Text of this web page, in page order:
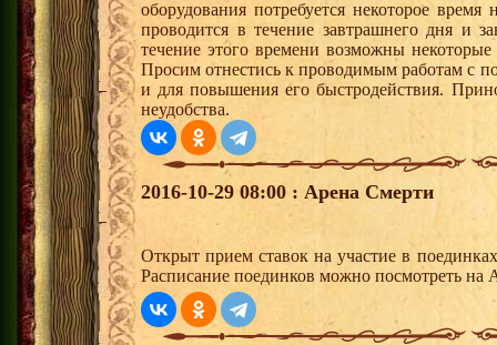
оборудования потребуется некоторое время
проводится в течение завтрашнего дня и
течение этого времени возможны
Просим отнестись к проводимым работам с
и для повышения его быстродействия.
неудобства.
2016-10-29 08:00 : Арена Смерти
Открыт прием ставок на участие в
Расписание поединков можно посмотреть на